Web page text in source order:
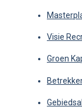
Visie
Groen